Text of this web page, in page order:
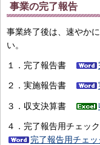
事業の完了報告
事業終了後は、速やか
い。
１．完了報告書
２．実施報告書
３．収支決算書
４．完了報告用チェッ
完了報告用チェッ